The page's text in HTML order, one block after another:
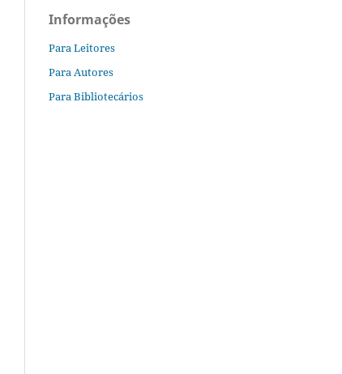
Informações
Para Leitores
Para Autores
Para Bibliotecários